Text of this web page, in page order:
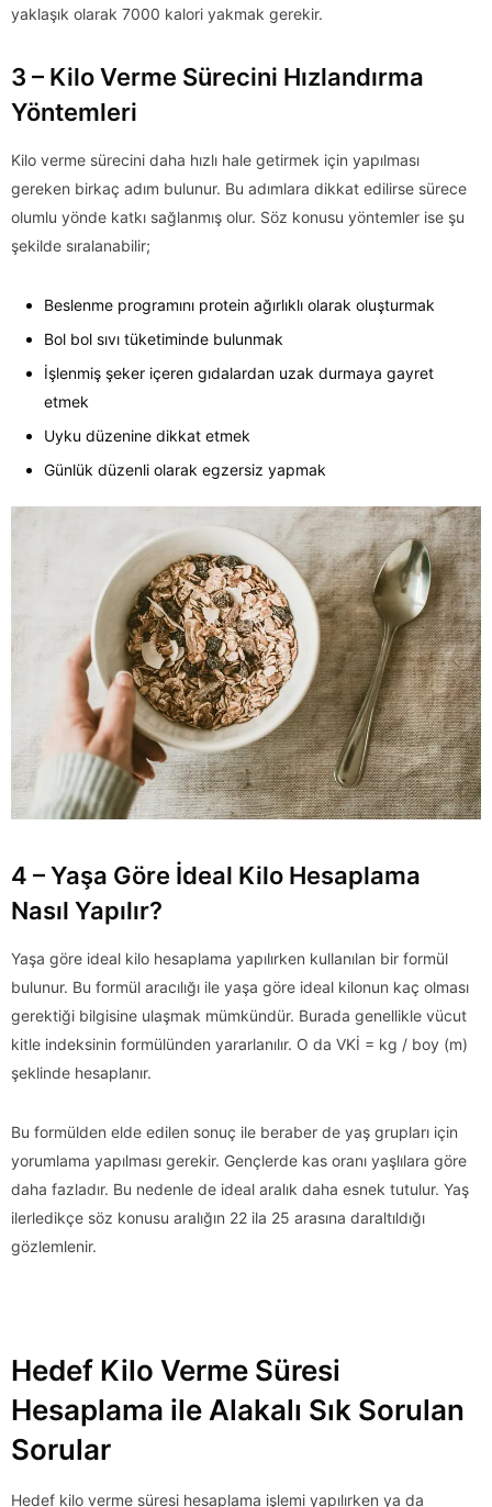
yaklaşık olarak 7000 kalori yakmak gerekir.
3 – Kilo Verme Sürecini Hızlandırma
Yöntemleri
Kilo verme sürecini daha hızlı hale getirmek için yapılması
gereken birkaç adım bulunur. Bu adımlara dikkat edilirse sürece
olumlu yönde katkı sağlanmış olur. Söz konusu yöntemler ise şu
şekilde sıralanabilir;
Beslenme programını protein ağırlıklı olarak oluşturmak
Bol bol sıvı tüketiminde bulunmak
İşlenmiş şeker içeren gıdalardan uzak durmaya gayret
etmek
Uyku düzenine dikkat etmek
Günlük düzenli olarak egzersiz yapmak
4 – Yaşa Göre İdeal Kilo Hesaplama
Nasıl Yapılır?
Yaşa göre ideal kilo hesaplama yapılırken kullanılan bir formül
bulunur. Bu formül aracılığı ile yaşa göre ideal kilonun kaç olması
gerektiği bilgisine ulaşmak mümkündür. Burada genellikle vücut
kitle indeksinin formülünden yararlanılır. O da VKİ = kg / boy (m)
şeklinde hesaplanır.
Bu formülden elde edilen sonuç ile beraber de yaş grupları için
yorumlama yapılması gerekir. Gençlerde kas oranı yaşlılara göre
daha fazladır. Bu nedenle de ideal aralık daha esnek tutulur. Yaş
ilerledikçe söz konusu aralığın 22 ila 25 arasına daraltıldığı
gözlemlenir.
Hedef Kilo Verme Süresi
Hesaplama ile Alakalı Sık Sorulan
Sorular
Hedef kilo verme süresi hesaplama işlemi yapılırken ya da